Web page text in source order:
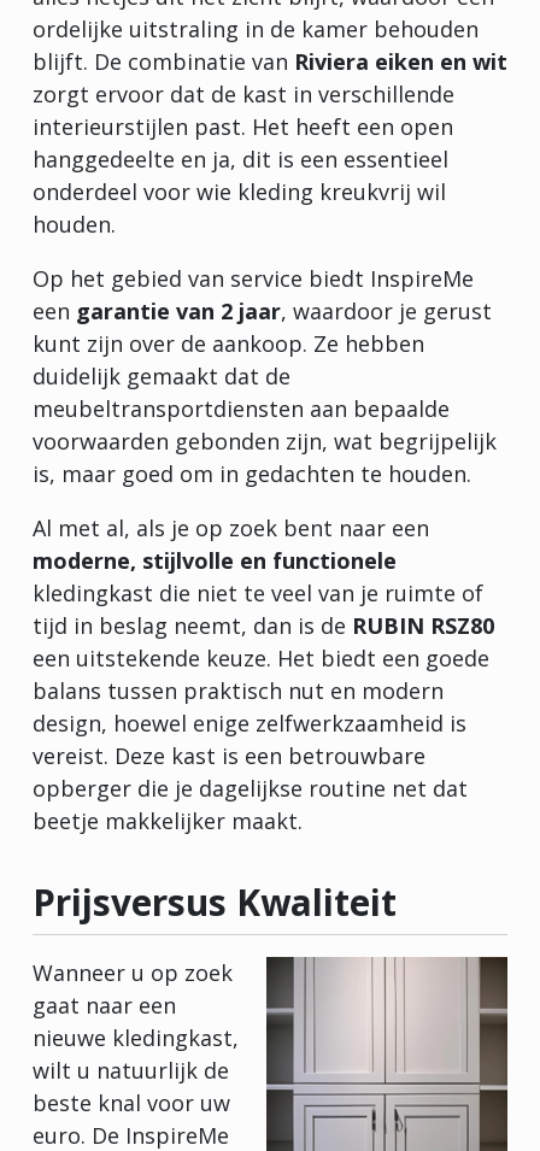
ordelijke uitstraling in de kamer behouden
blijft. De combinatie van Riviera eiken en wit
zorgt ervoor dat de kast in verschillende
interieurstijlen past. Het heeft een open
hanggedeelte en ja, dit is een essentieel
onderdeel voor wie kleding kreukvrij wil
houden.
Op het gebied van service biedt InspireMe
een garantie van 2 jaar, waardoor je gerust
kunt zijn over de aankoop. Ze hebben
duidelijk gemaakt dat de
meubeltransportdiensten aan bepaalde
voorwaarden gebonden zijn, wat begrijpelijk
is, maar goed om in gedachten te houden.
Al met al, als je op zoek bent naar een
moderne, stijlvolle en functionele
kledingkast die niet te veel van je ruimte of
tijd in beslag neemt, dan is de RUBIN RSZ80
een uitstekende keuze. Het biedt een goede
balans tussen praktisch nut en modern
design, hoewel enige zelfwerkzaamheid is
vereist. Deze kast is een betrouwbare
opberger die je dagelijkse routine net dat
beetje makkelijker maakt.
Prijsversus Kwaliteit
Wanneer u op zoek
gaat naar een
nieuwe kledingkast,
wilt u natuurlijk de
beste knal voor uw
euro. De InspireMe